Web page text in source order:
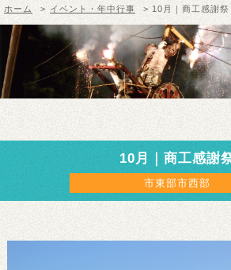
ホーム > イベント・年中行事 > 10月｜商工感謝祭
10月｜商工感謝
市東部市西部